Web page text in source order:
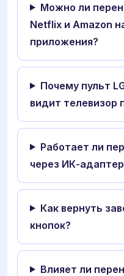
Можно ли
Netflix и Amazon
приложения?
Почему пульт
видит телевизор
Работает ли
через ИК-
Как вернуть
кнопок?
Влияет ли